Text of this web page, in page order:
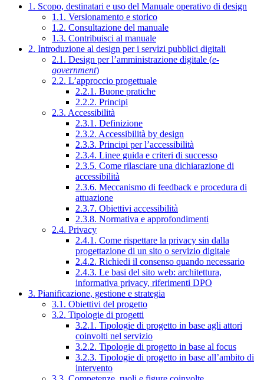
1. Scopo, destinatari e uso del Manuale operativo di design
1.1. Versionamento e storico
1.2. Consultazione del manuale
1.3. Contribuisci al manuale
2. Introduzione al design per i servizi pubblici digitali
2.1. Design per l’amministrazione digitale (e-
government)
2.2. L’approccio progettuale
2.2.1. Buone pratiche
2.2.2. Principi
2.3. Accessibilità
2.3.1. Definizione
2.3.2. Accessibilità by design
2.3.3. Principi per l’accessibilità
2.3.4. Linee guida e criteri di successo
2.3.5. Come rilasciare una dichiarazione di
accessibilità
2.3.6. Meccanismo di feedback e procedura di
attuazione
2.3.7. Obiettivi accessibilità
2.3.8. Normativa e approfondimenti
2.4. Privacy
2.4.1. Come rispettare la privacy sin dalla
progettazione di un sito o servizio digitale
2.4.2. Richiedi il consenso quando necessario
2.4.3. Le basi del sito web: architettura,
informativa privacy, riferimenti DPO
3. Pianificazione, gestione e strategia
3.1. Obiettivi del progetto
3.2. Tipologie di progetti
3.2.1. Tipologie di progetto in base agli attori
coinvolti nel servizio
3.2.2. Tipologie di progetto in base al focus
3.2.3. Tipologie di progetto in base all’ambito di
intervento